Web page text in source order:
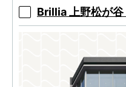
Brillia 上野松が